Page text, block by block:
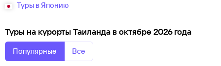
Туры в Японию
Туры на курорты Таиланда в октябре 2026 года
Популярные Все